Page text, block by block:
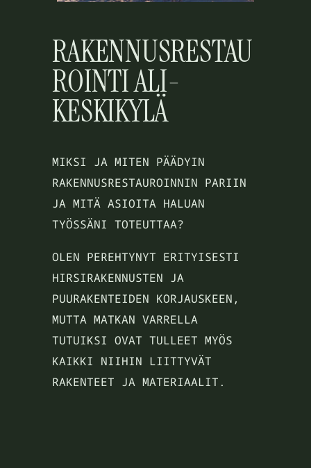
RAKENNUSRESTAU
ROINTI ALI-
KESKIKYLÄ
MIKSI JA MITEN PÄÄDYIN
RAKENNUSRESTAUROINNIN PARIIN
JA MITÄ ASIOITA HALUAN
TYÖSSÄNI TOTEUTTAA?
OLEN PEREHTYNYT ERITYISESTI
HIRSIRAKENNUSTEN JA
PUURAKENTEIDEN KORJAUSKEEN,
MUTTA MATKAN VARRELLA
TUTUIKSI OVAT TULLEET MYÖS
KAIKKI NIIHIN LIITTYVÄT
RAKENTEET JA MATERIAALIT.